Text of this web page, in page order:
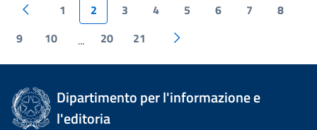
1 2 3 4 5 6 7
8
9
10 ... 20 21
Dipartimento per l'informazione e
l'editoria